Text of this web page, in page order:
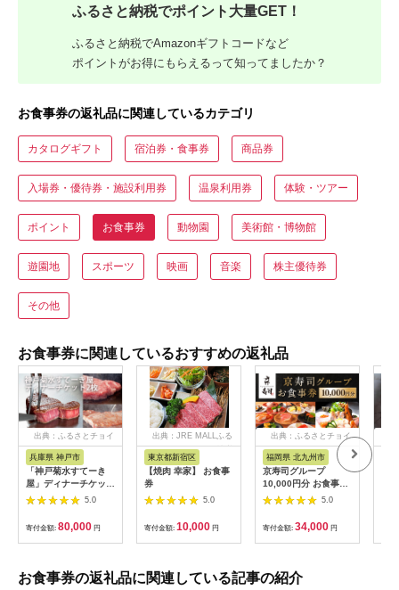
ふるさと納税でポイント大量GET！
ふるさと納税でAmazonギフトコードなど
ポイントがお得にもらえるって知ってましたか？
お食事券の返礼品に関連しているカテゴリ
カタログギフト 宿泊券・食事券 商品券
入場券・優待券・施設利用券 温泉利用券 体験・ツアー
ポイント お食事券 動物園 美術館・博物館
遊園地 スポーツ 映画 音楽 株主優待券
その他
お食事券に関連しているおすすめの返礼品
出典：ふるさとチョイ
ス
兵庫県 神戸市
「神戸菊水すてーき
屋」ディナーチケット
（2枚）
5.0
寄付金額: 80,000 円
出典：JRE MALLふる
さと納税
東京都新宿区
【焼肉 幸家】 お食事
券
5.0
寄付金額: 10,000 円
出典：ふるさとチョイ
福岡県 北九州市
京寿司グループ
10,000円分 お食事券
1000円×10枚 食事チ
ケット チケット 寿司
福岡県 北九州市
5.0
寄付金額: 34,000 円
お食事券の返礼品に関連している記事の紹介